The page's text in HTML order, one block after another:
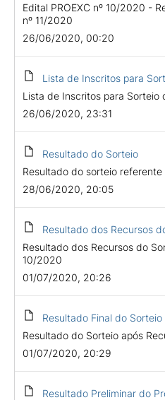
Edital PROEXC nº 10/2020 -
nº 11/2020
26/06/2020, 00:20
Lista de Inscritos para
Lista de Inscritos para Sorteio
26/06/2020, 23:31
Resultado do Sorteio
Resultado do sorteio
28/06/2020, 20:05
Resultado dos Recursos
Resultado dos Recursos do
10/2020
01/07/2020, 20:26
Resultado Final do Sorteio
Resultado do Sorteio após
01/07/2020, 20:29
Resultado Preliminar do